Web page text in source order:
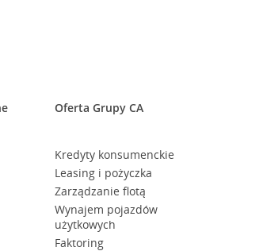
Oferta Grupy CA
Kredyty konsumenckie
Leasing i pożyczka
Zarządzanie flotą
Wynajem pojazdów
użytkowych
Faktoring